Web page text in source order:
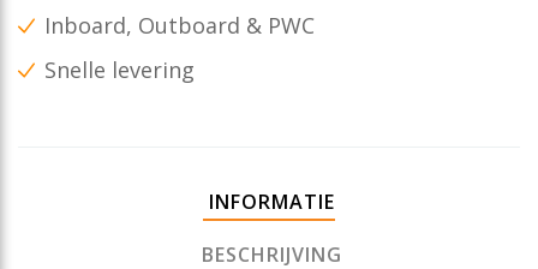
Inboard, Outboard & PWC
Snelle levering
INFORMATIE
BESCHRIJVING